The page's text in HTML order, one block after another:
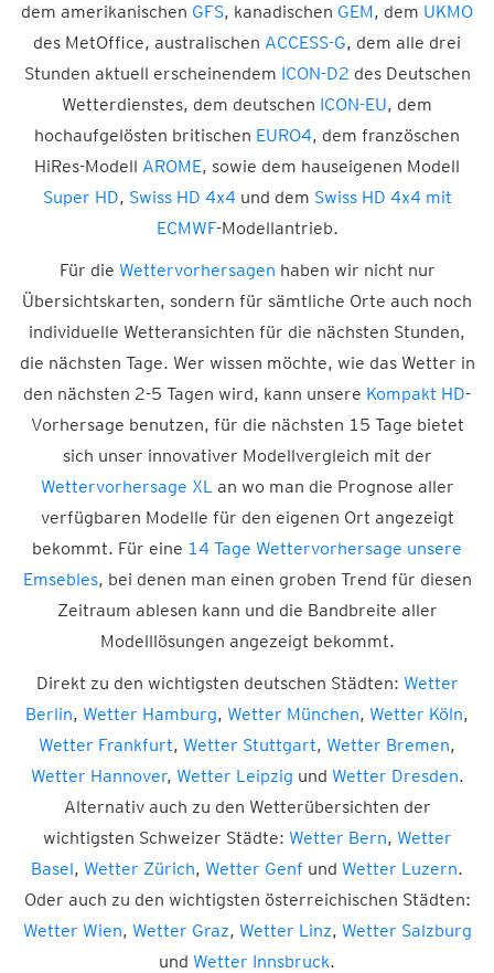
dem amerikanischen GFS, kanadischen GEM, dem UKMO
des MetOffice, australischen ACCESS-G, dem alle drei
Stunden aktuell erscheinendem ICON-D2 des Deutschen
Wetterdienstes, dem deutschen ICON-EU, dem
hochaufgelösten britischen EURO4, dem französchen
HiRes-Modell AROME, sowie dem hauseigenen Modell
Super HD, Swiss HD 4x4und dem Swiss HD 4x4 mit
ECMWF-Modellantrieb.
Für die Wettervorhersagen haben wir nicht nur
Übersichtskarten, sondern für sämtliche Orte auch noch
individuelle Wetteransichten für die nächsten Stunden,
die nächsten Tage. Wer wissen möchte, wie das Wetter in
den nächsten 2-5 Tagen wird, kann unsere Kompakt HD-
Vorhersage benutzen, für die nächsten 15 Tage bietet
sich unser innovativer Modellvergleich mit der
Wettervorhersage XLan wo man die Prognose aller
verfügbaren Modelle für den eigenen Ort angezeigt
bekommt. Für eine 14 Tage Wettervorhersage unsere
Emsebles, bei denen man einen groben Trend für diesen
Zeitraum ablesen kann und die Bandbreite aller
Modelllösungen angezeigt bekommt.
Direkt zu den wichtigsten deutschen Städten: Wetter
Berlin, Wetter Hamburg, Wetter München, Wetter Köln,
Wetter Frankfurt, Wetter Stuttgart, Wetter Bremen,
Wetter Hannover, Wetter Leipzig und Wetter Dresden.
Alternativ auch zu den Wetterübersichten der
wichtigsten Schweizer Städte: Wetter Bern, Wetter
Basel, Wetter Zürich, Wetter Genf und Wetter Luzern.
Oder auch zu den wichtigsten österreichischen Städten:
Wetter Wien, Wetter Graz, Wetter Linz, Wetter Salzburg
und Wetter Innsbruck.